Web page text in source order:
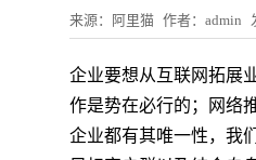
来源：阿里猫 作者：admin
企业要想从互联网拓展
作是势在必行的；网络
企业都有其唯一性，我